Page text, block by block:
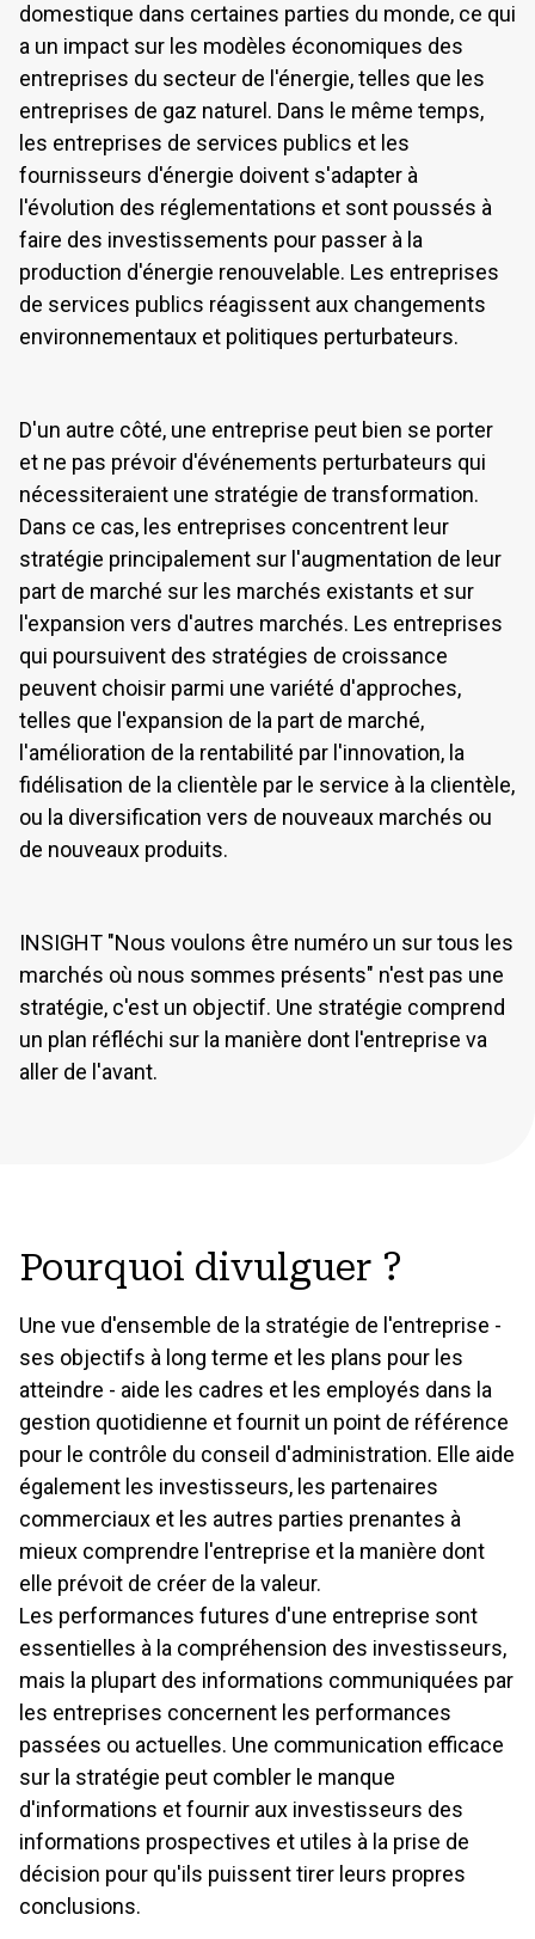
domestique dans certaines parties du monde, ce qui
a un impact sur les modèles économiques des
entreprises du secteur de l'énergie, telles que les
entreprises de gaz naturel. Dans le même temps,
les entreprises de services publics et les
fournisseurs d'énergie doivent s'adapter à
l'évolution des réglementations et sont poussés à
faire des investissements pour passer à la
production d'énergie renouvelable. Les entreprises
de services publics réagissent aux changements
environnementaux et politiques perturbateurs.
D'un autre côté, une entreprise peut bien se porter
et ne pas prévoir d'événements perturbateurs qui
nécessiteraient une stratégie de transformation.
Dans ce cas, les entreprises concentrent leur
stratégie principalement sur l'augmentation de leur
part de marché sur les marchés existants et sur
l'expansion vers d'autres marchés. Les entreprises
qui poursuivent des stratégies de croissance
peuvent choisir parmi une variété d'approches,
telles que l'expansion de la part de marché,
l'amélioration de la rentabilité par l'innovation, la
fidélisation de la clientèle par le service à la clientèle,
ou la diversification vers de nouveaux marchés ou
de nouveaux produits.
INSIGHT "Nous voulons être numéro un sur tous les
marchés où nous sommes présents" n'est pas une
stratégie, c'est un objectif. Une stratégie comprend
un plan réfléchi sur la manière dont l'entreprise va
aller de l'avant.
Pourquoi divulguer ?
Une vue d'ensemble de la stratégie de l'entreprise -
ses objectifs à long terme et les plans pour les
atteindre - aide les cadres et les employés dans la
gestion quotidienne et fournit un point de référence
pour le contrôle du conseil d'administration. Elle aide
également les investisseurs, les partenaires
commerciaux et les autres parties prenantes à
mieux comprendre l'entreprise et la manière dont
elle prévoit de créer de la valeur.
Les performances futures d'une entreprise sont
essentielles à la compréhension des investisseurs,
mais la plupart des informations communiquées par
les entreprises concernent les performances
passées ou actuelles. Une communication efficace
sur la stratégie peut combler le manque
d'informations et fournir aux investisseurs des
informations prospectives et utiles à la prise de
décision pour qu'ils puissent tirer leurs propres
conclusions.